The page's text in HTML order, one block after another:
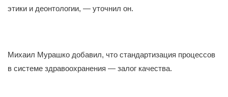
этики и деонтологии, — уточнил он.
Михаил Мурашко добавил, что стандартизация процессов
в системе здравоохранения — залог качества.